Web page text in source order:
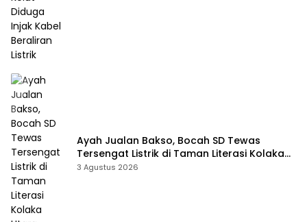
Ayah Jualan Bakso, Bocah SD Tewas
Tersengat Listrik di Taman Literasi Kolaka
Utara
3 Agustus 2026